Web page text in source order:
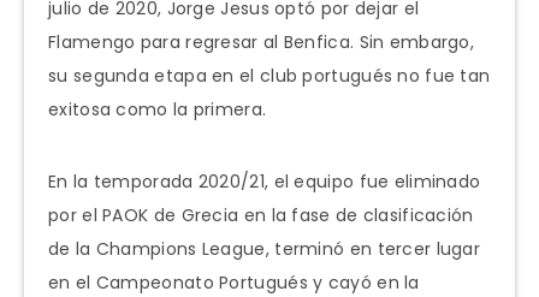
julio de 2020, Jorge Jesus optó por dejar el
Flamengo para regresar al Benfica. Sin embargo,
su segunda etapa en el club portugués no fue tan
exitosa como la primera.
En la temporada 2020/21, el equipo fue eliminado
por el PAOK de Grecia en la fase de clasificación
de la Champions League, terminó en tercer lugar
en el Campeonato Portugués y cayó en la